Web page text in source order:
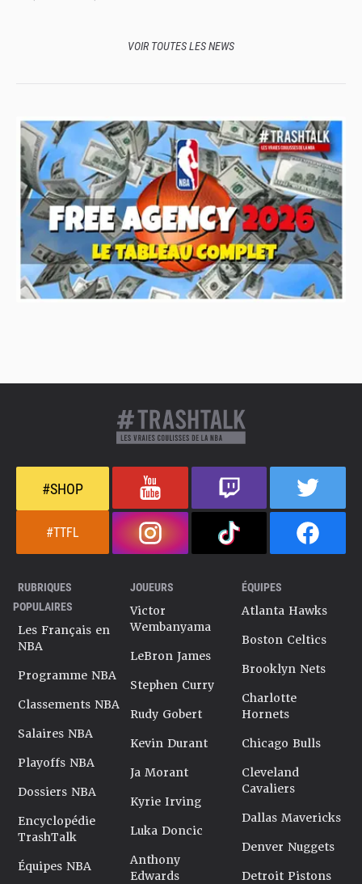
VOIR TOUTES LES NEWS
#SHOP
#TTFL
RUBRIQUES
POPULAIRES
Les Français en
NBA
Programme NBA
Classements NBA
Salaires NBA
Playoffs NBA
Dossiers NBA
Encyclopédie
TrashTalk
Équipes NBA
JOUEURS
Victor
Wembanyama
LeBron James
Stephen Curry
Rudy Gobert
Kevin Durant
Ja Morant
Kyrie Irving
Luka Doncic
Anthony
Edwards
ÉQUIPES
Atlanta Hawks
Boston Celtics
Brooklyn Nets
Charlotte
Hornets
Chicago Bulls
Cleveland
Cavaliers
Dallas Mavericks
Denver Nuggets
Detroit Pistons